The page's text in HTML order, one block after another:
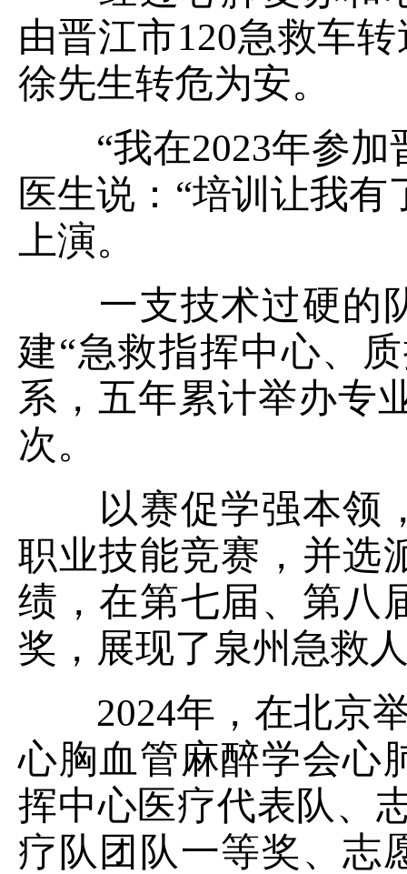
由晋江市120急救车
徐先生转危为安。
“我在2023年参加
医生说：“培训让我
上演。
一支技术过硬的
建“急救指挥中心、
系，五年累计举办专
次。
以赛促学强本领，
职业技能竞赛，并选
绩，在第七届、第八
奖，展现了泉州急救
2024年，在北京举
心胸血管麻醉学会心
挥中心医疗代表队、
疗队团队一等奖、志